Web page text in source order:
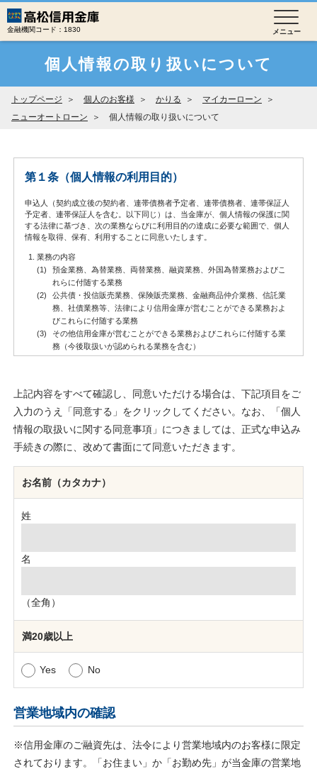
金融機関コード：1830
個人情報の取り扱いについて
トップページ 個人のお客様 かりる
マイカーローン
ニューオートローン
個人情報の取り扱いについて
上記内容をすべて確認し、同意いただける場合は、下記項目をご
入力のうえ「同意する」をクリックしてください。なお、「個人
情報の取扱いに関する同意事項」につきましては、正式な申込み
手続きの際に、改めて書面にて同意いただきます。
お名前（カタカナ）
姓
名
（全角）
満20歳以上
Yes No
営業地域内の確認
※信用金庫のご融資先は、法令により営業地域内のお客様に限定
されております。「お住まい」か「お勤め先」が当金庫の営業地